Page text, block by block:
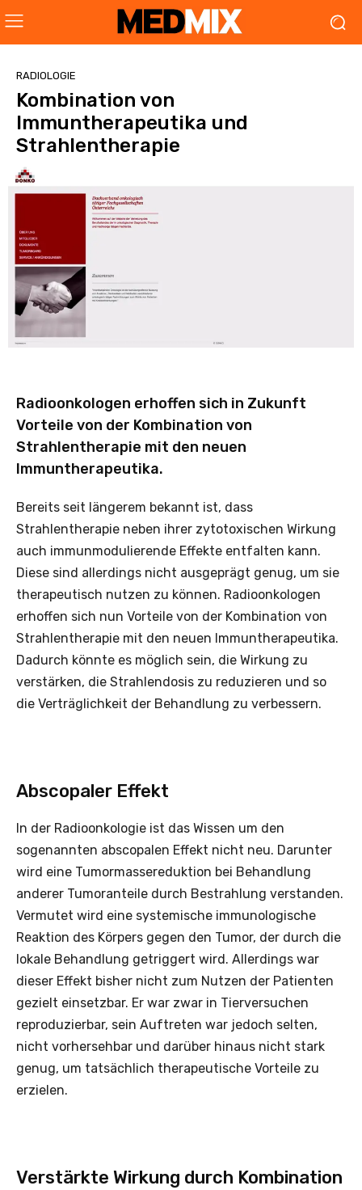
RADIOLOGIE
Kombination von
Immuntherapeutika und
Strahlentherapie
Radioonkologen erhoffen sich in Zukunft
Vorteile von der Kombination von
Strahlentherapie mit den neuen
Immuntherapeutika.
Bereits seit längerem bekannt ist, dass
Strahlentherapie neben ihrer zytotoxischen Wirkung
auch immunmodulierende Effekte entfalten kann.
Diese sind allerdings nicht ausgeprägt genug, um sie
therapeutisch nutzen zu können. Radioonkologen
erhoffen sich nun Vorteile von der Kombination von
Strahlentherapie mit den neuen Immuntherapeutika.
Dadurch könnte es möglich sein, die Wirkung zu
verstärken, die Strahlendosis zu reduzieren und so
die Verträglichkeit der Behandlung zu verbessern.
Abscopaler Effekt
In der Radioonkologie ist das Wissen um den
sogenannten abscopalen Effekt nicht neu. Darunter
wird eine Tumormassereduktion bei Behandlung
anderer Tumoranteile durch Bestrahlung verstanden.
Vermutet wird eine systemische immunologische
Reaktion des Körpers gegen den Tumor, der durch die
lokale Behandlung getriggert wird. Allerdings war
dieser Effekt bisher nicht zum Nutzen der Patienten
gezielt einsetzbar. Er war zwar in Tierversuchen
reproduzierbar, sein Auftreten war jedoch selten,
nicht vorhersehbar und darüber hinaus nicht stark
genug, um tatsächlich therapeutische Vorteile zu
erzielen.
Verstärkte Wirkung durch Kombination